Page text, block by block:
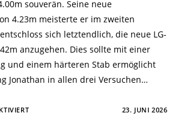
souverän. Seine neue
4.23m meisterte er im zweiten
sich letztendlich, die neue LG-
anzugehen. Dies sollte mit einer
und einem härteren Stab ermöglicht
Jonathan in allen drei Versuchen…
FÜR 23. JUNI 2026